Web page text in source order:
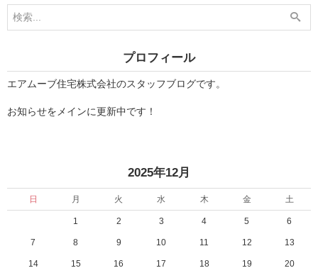
く
」
の
し
プロフィール
エアムーブ住宅株式会社のスタッフブログです。
お知らせをメインに更新中です！
2025年12月
日 月 火 水 木 金 土
1 2 3 4 5 6
7 8 9 10 11 12 13
14 15 16 17 18 19 20